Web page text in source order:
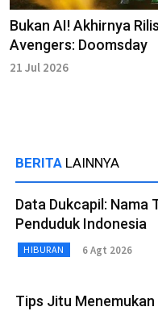
Bukan AI! Akhirnya
Avengers: Doomsday
21 Jul 2026
BERITA LAINNYA
Data Dukcapil: Nama
Penduduk Indonesia
HIBURAN 6 Agt 2026
Tips Jitu